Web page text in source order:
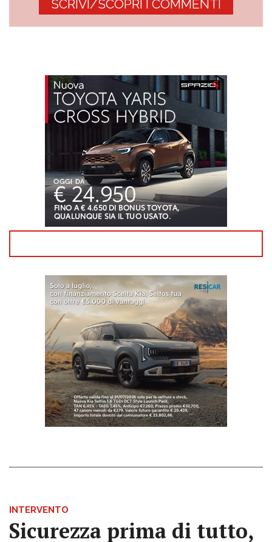
SCRIVI/SCOPRI I COMMENTI
INTERVENTO
Sicurezza prima di tutto,